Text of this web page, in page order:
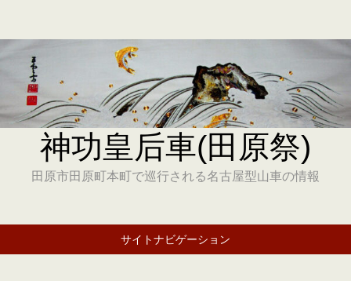
神功皇后車(田原祭)
田原市田原町本町で巡行される名古屋型山車の情報
サイトナビゲーション